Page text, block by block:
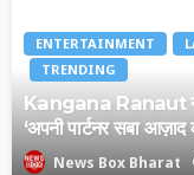
ENTERTAINMENT
TRENDING
Kangana Ranaut ने
‘अपनी पार्टनर सबा आज़ाद
News Box Bharat